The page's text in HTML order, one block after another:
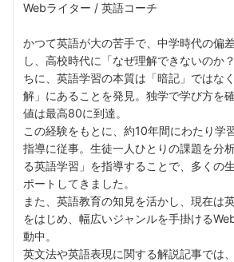
Webライター / 英語コーチ
かつて英語が大の苦手で、中学時代の偏
し、高校時代に「なぜ理解できないのか
ちに、英語学習の本質は「暗記」ではな
解」にあることを発見。独学で学び方を
値は最高80に到達。
この経験をもとに、約10年間にわたり学
指導に従事。生徒一人ひとりの課題を分
る英語学習」を指導することで、多くの
ポートしてきました。
また、英語教育の知見を活かし、現在は
をはじめ、幅広いジャンルを手掛ける
動中。
英文法や英語表現に関する解説記事では